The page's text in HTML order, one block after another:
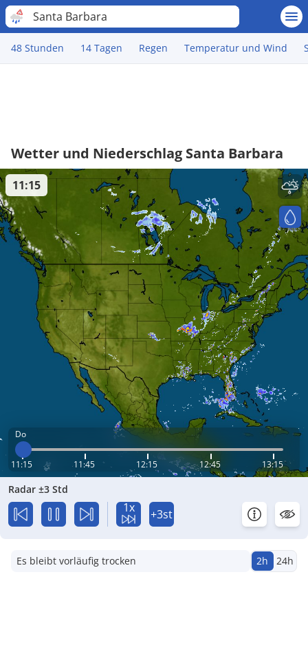
Santa Barbara
48 Stunden 14 Tagen Regen Temperatur und Wind
Wetter und Niederschlag Santa Barbara
Do
11:15 11:45 12:15 12:45 13:15
11:15
Radar ±3 Std
1x +3st
Es bleibt vorläufig trocken 2h 24h